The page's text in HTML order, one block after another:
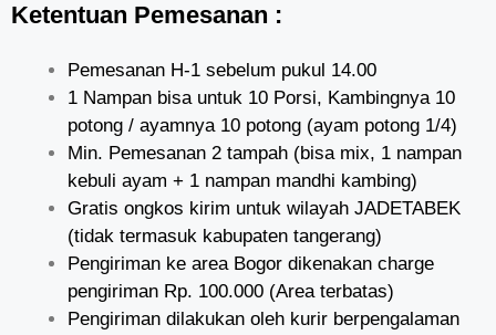
Ketentuan Pemesanan :
Pemesanan H-1 sebelum pukul 14.00
1 Nampan bisa untuk 10 Porsi, Kambingnya 10
potong / ayamnya 10 potong (ayam potong 1/4)
Min. Pemesanan 2 tampah (bisa mix, 1 nampan
kebuli ayam + 1 nampan mandhi kambing)
Gratis ongkos kirim untuk wilayah JADETABEK
(tidak termasuk kabupaten tangerang)
Pengiriman ke area Bogor dikenakan charge
pengiriman Rp. 100.000 (Area terbatas)
Pengiriman dilakukan oleh kurir berpengalaman